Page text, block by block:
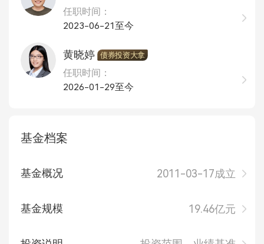
任职时间：
2023-06-21至今
黄晓婷 债券投资大拿
任职时间：
2026-01-29至今
基金档案
基金概况 2011-03-17成立
基金规模 19.46亿元